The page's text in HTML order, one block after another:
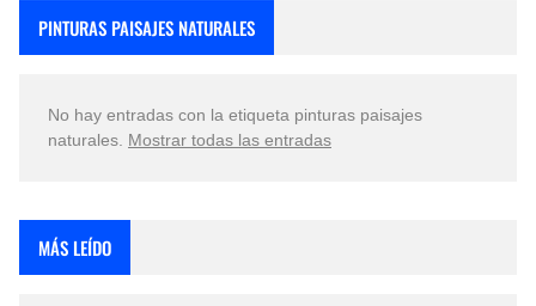
PINTURAS PAISAJES NATURALES
No hay entradas con la etiqueta pinturas paisajes
naturales Mostrar todas las entradas
MÁS LEÍDO